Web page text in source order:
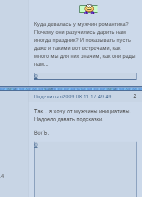
Куда девалась у мужчин романтика?
Почему они разучились дарить нам
иногда праздник? И показывать пусть
даже и такими вот встречами, как
много мы для них значим, как они рады
нам...
0
Поделиться 2
2009-08-11 17:49:49
Так... я хочу от мужчины инициативы.
Надоело давать подсказки.
ВотЪ.
0